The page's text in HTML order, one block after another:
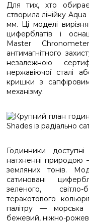
Для тих, хто
створила лінійку
мм. Ці моделі
циферблатів і
Master
антимагнітного
незалежною
нержавіючої сталі
кришки з
механізму.
Годинники
натхненні природою
земляних тонів.
сатиновані
зеленого,
теракотового
палітру — морська
бежевий, ніжно-